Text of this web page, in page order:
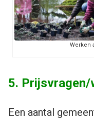
Werken
5.
Een aantal